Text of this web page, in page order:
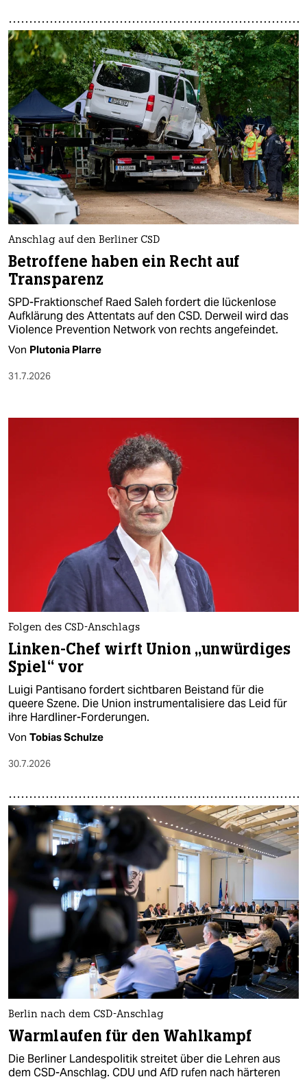
Anschlag auf den Berliner CSD
Betroffene haben ein Recht auf
Transparenz
SPD-Fraktionschef Raed Saleh fordert die lückenlose
Aufklärung des Attentats auf den CSD. Derweil wird das
Violence Prevention Network von rechts angefeindet.
Von Plutonia Plarre
31.7.2026
Folgen des CSD-Anschlags
Linken-Chef wirft Union „unwürdiges
Spiel“ vor
Luigi Pantisano fordert sichtbaren Beistand für die
queere Szene. Die Union instrumentalisiere das Leid für
ihre Hardliner-Forderungen.
Von Tobias Schulze
30.7.2026
Berlin nach dem CSD-Anschlag
Warmlaufen für den Wahlkampf
Die Berliner Landespolitik streitet über die Lehren aus
dem CSD-Anschlag. CDU und AfD rufen nach härteren